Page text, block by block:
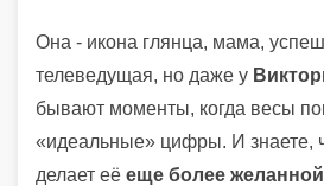
Она - икона глянца, мама,
телеведущая, но даже у
бывают моменты, когда весы
«идеальные» цифры. И знаете,
делает её еще более